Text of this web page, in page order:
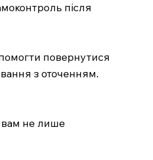
після
повернутися
з оточенням.
вам не лише